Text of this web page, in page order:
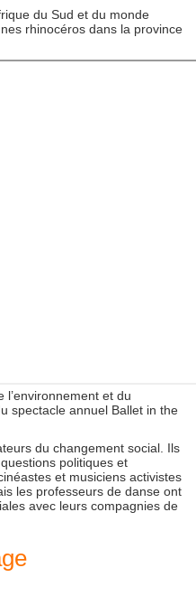
du Sud et du monde
rhinocéros dans la province
l’environnement et du
spectacle annuel Ballet in the
du changement social. Ils
politiques et
et musiciens activistes
les professeurs de danse ont
avec leurs compagnies de